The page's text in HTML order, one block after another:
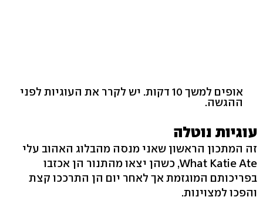
אופים למשך 10 דקות. יש לקרר את העוגיות לפני
ההגשה.
עוגיות נוטלה
זה המתכון הראשון שאני מנסה מהבלוג האהוב עלי
What Katie Ate, כשהן יצאו מהתנור הן אכזבו
בפריכותם המוגזמת אך לאחר יום הן התרככו קצת
והפכו למצוינות.